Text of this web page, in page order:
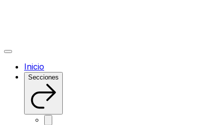
Inicio
Secciones